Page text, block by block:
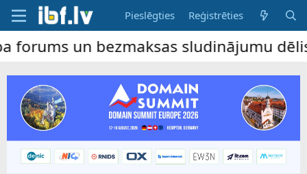
Pieslēgties Reģistrēties
bezmaksas sludinājumu dēlis –